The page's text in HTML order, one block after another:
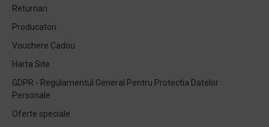
Returnari
Producatori
Vouchere Cadou
Harta Site
GDPR - Regulamentul General Pentru Protectia Datelor
Personale
Oferte speciale